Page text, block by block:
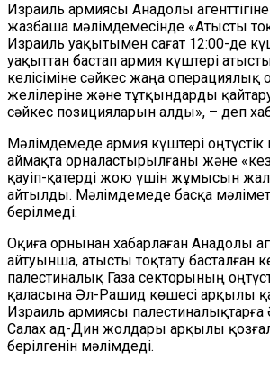
Израиль армиясы Анадолы
жазбаша мәлімдемесінде «Атысты
Израиль уақытымен сағат 12:00-де
уақыттан бастап армия күштері
келісіміне сәйкес жаңа операциялық
желілеріне және тұтқындарды
сәйкес позицияларын алды», – деп
Мәлімдемеде армия күштері
аймақта орналастырылғаны және
қауіп-қатерді жою үшін жұмысын
айтылды. Мәлімдемеде басқа
берілмеді.
Оқиға орнынан хабарлаған Анадолы
айтуынша, атысты тоқтату басталған
палестиналық Газа секторының
қаласына Әл-Рашид көшесі арқылы
Израиль армиясы
Салах ад-Дин жолдары арқылы
берілгенін мәлімдеді.